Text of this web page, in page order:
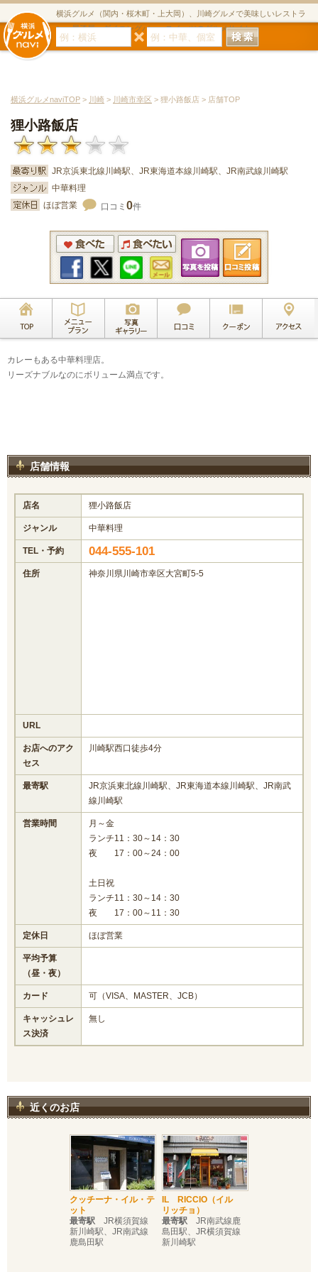
横浜グルメ（関内・桜木町・上大岡）、川崎グルメで美味しいレストラ
ン・居酒屋・ダイニングバー・スイーツのグルメサイト
横浜グルメnaviTOP > 川崎 > 川崎市幸区 > 狸小路飯店 > 店舗TOP
狸小路飯店
JR京浜東北線川崎駅、JR東海道本線川崎駅、JR南武線川崎駅
中華料理
ほぼ営業
口コミ 0件
カレーもある中華料理店。
リーズナブルなのにボリューム満点です。
店舗情報
店名 狸小路飯店
ジャンル 中華料理
TEL・予約 044-555-101
住所 神奈川県川崎市幸区大宮町5-5
URL
お店へのアク
セス
川崎駅西口徒歩4分
最寄駅
JR京浜東北線川崎駅、JR東海道本線川崎駅、JR南武
線川崎駅
営業時間
月～金
ランチ11：30～14：30
夜 17：00～24：00
土日祝
ランチ11：30～14：30
夜 17：00～11：30
定休日 ほぼ営業
平均予算
（昼・夜）
カード 可（VISA、MASTER、JCB）
キャッシュレ
ス決済
無し
近くのお店
クッチーナ・イル・テ
ット
最寄駅 JR横須賀線
新川崎駅、JR南武線
鹿島田駅
IL RICCIO（イル
リッチョ）
最寄駅 JR南武線鹿
島田駅、JR横須賀線
新川崎駅